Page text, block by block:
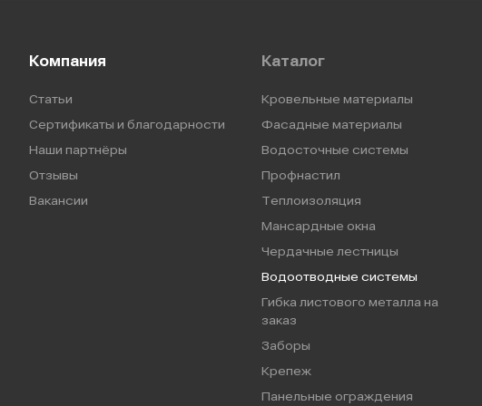
Компания
Статьи
Сертификаты и благодарности
Наши партнёры
Отзывы
Вакансии
Каталог
Кровельные материалы
Фасадные материалы
Водосточные системы
Профнастил
Теплоизоляция
Мансардные окна
Чердачные лестницы
Водоотводные системы
Гибка листового металла на
заказ
Заборы
Крепеж
Панельные ограждения